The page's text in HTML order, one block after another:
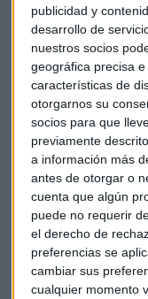
publicidad y
desarrollo de
nuestros socios
geográfica precisa
características de
otorgarnos su
socios para que
previamente
a información más
antes de otorgar o
cuenta que algún
puede no requerir
el derecho de
preferencias se
cambiar sus
cualquier momento
¿Entrar
¿Es una buena idea
Dice que la
adecuado de
"Puedo extender mi
comenta Doblado y